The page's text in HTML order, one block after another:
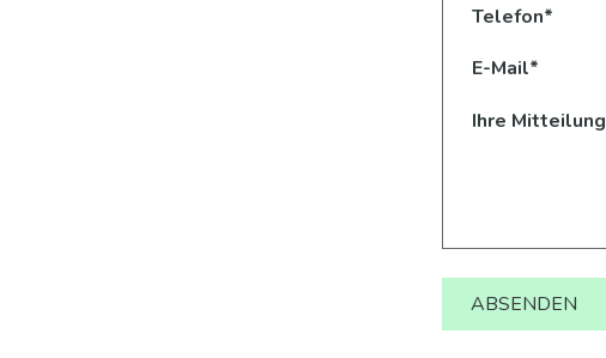
Telefon*
E-Mail*
Ihre Mitteilung
ABSENDEN